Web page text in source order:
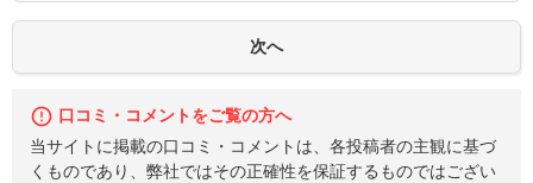
口コミ・コメントをご覧の方へ
当サイトに掲載の口コミ・コメントは、各投稿者の主観に基づ
くものであり、弊社ではその正確性を保証するものではござい